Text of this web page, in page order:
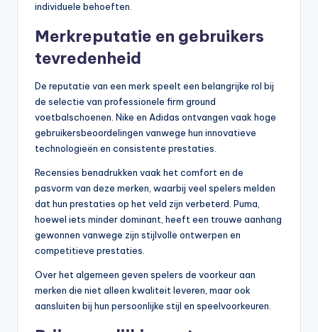
individuele behoeften.
Merkreputatie en gebruikers
tevredenheid
De reputatie van een merk speelt een belangrijke rol bij
de selectie van professionele firm ground
voetbalschoenen. Nike en Adidas ontvangen vaak hoge
gebruikersbeoordelingen vanwege hun innovatieve
technologieën en consistente prestaties.
Recensies benadrukken vaak het comfort en de
pasvorm van deze merken, waarbij veel spelers melden
dat hun prestaties op het veld zijn verbeterd. Puma,
hoewel iets minder dominant, heeft een trouwe aanhang
gewonnen vanwege zijn stijlvolle ontwerpen en
competitieve prestaties.
Over het algemeen geven spelers de voorkeur aan
merken die niet alleen kwaliteit leveren, maar ook
aansluiten bij hun persoonlijke stijl en speelvoorkeuren.